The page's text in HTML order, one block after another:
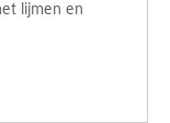
lijmen en